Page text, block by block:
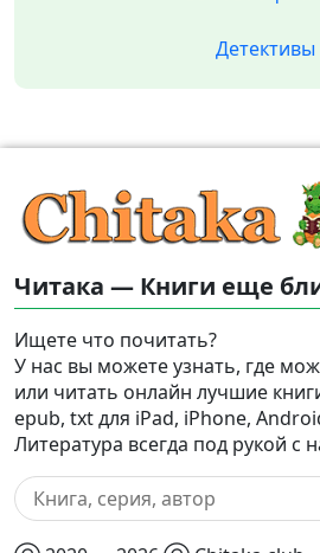
Детективы
Читака — Книги еще
Ищете что почитать?
У нас вы можете узнать, где
или читать онлайн лучшие
epub, txt для iPad, iPhone,
Литература всегда под рукой с